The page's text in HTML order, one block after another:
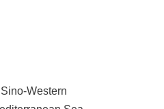
Western